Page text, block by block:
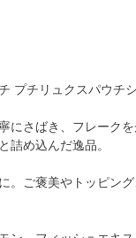
プチリュクスパウチ
にさばき、フレーク
詰め込んだ逸品。
。ご褒美やトッピン